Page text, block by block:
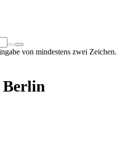
von mindestens zwei Zeichen.